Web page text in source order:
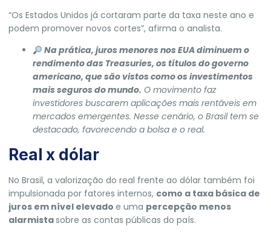
“Os Estados Unidos já cortaram parte da taxa neste ano e
podem promover novos cortes”, afirma o analista.
Na prática, juros menores nos EUA diminuem o
rendimento das Treasuries, os títulos do governo
americano, que são vistos como os investimentos
mais seguros do mundo. O movimento faz
investidores buscarem aplicações mais rentáveis em
mercados emergentes. Nesse cenário, o Brasil tem se
destacado, favorecendo a bolsa e o real.
Real x dólar
No Brasil, a valorização do real frente ao dólar também foi
impulsionada por fatores internos, como a taxa básica de
juros em nível elevado e uma percepção menos
alarmistasobre as contas públicas do país.